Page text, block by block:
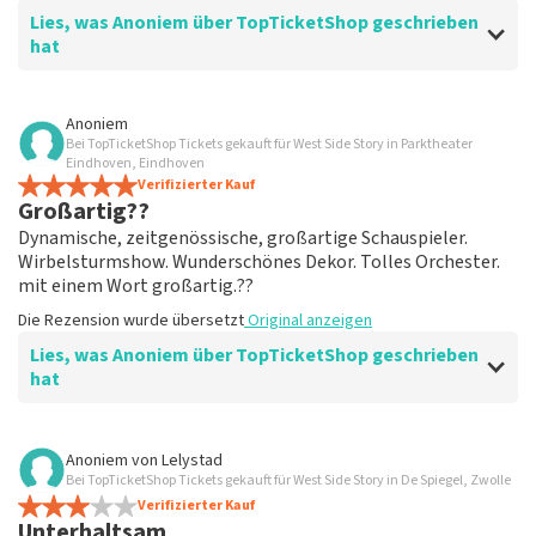
Lies, was Anoniem über TopTicketShop geschrieben
hat
Bewertung von Anoniem über
übersichtlich
ein weiteres großartiges Erlebnis über Top
TicketShop. alles ist wieder gut organisiert.
Die Rezension wurde übersetztOriginal anzeigen
Anoniem
Bei TopTicketShop Tickets gekauft für West Side Story in Parktheater
Eindhoven, Eindhoven
Verifizierter Kauf
Großartig??
Dynamische, zeitgenössische, großartige Schauspieler.
Wirbelsturmshow. Wunderschönes Dekor. Tolles Orchester.
mit einem Wort großartig.??
Die Rezension wurde übersetztOriginal anzeigen
Lies, was Anoniem über TopTicketShop geschrieben
hat
Bewertung von Anoniem über
Geölt
Guter Mailaustausch. Und effizient organisiert. Einfach
Anoniem von Lelystad
Bei TopTicketShop Tickets gekauft für West Side Story in De Spiegel, Zwolle
Verifizierter Kauf